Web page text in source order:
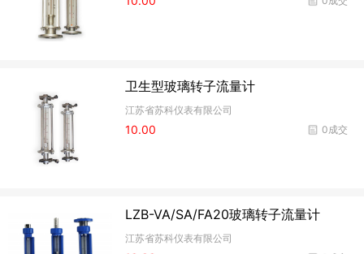
卫生型玻璃转子流量计
江苏省苏科仪表有限公司
0成交
10.00
LZB-VA/SA/FA20玻璃转子流量计
江苏省苏科仪表有限公司